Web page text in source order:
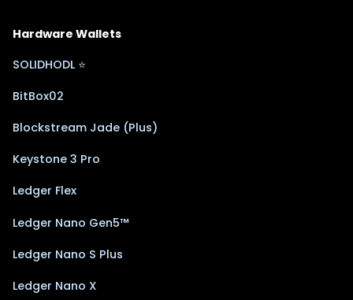
Hardware Wallets
SOLIDHODL ⭐
BitBox02
Blockstream Jade (Plus)
Keystone 3 Pro
Ledger Flex
Ledger Nano Gen5™
Ledger Nano S Plus
Ledger Nano X